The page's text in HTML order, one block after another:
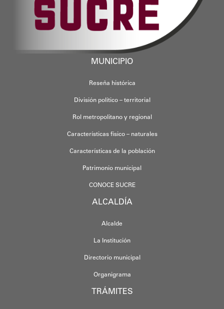
MUNICIPIO
Reseña histórica
División político – territorial
Rol metropolitano y regional
Características físico – naturales
Características de la población
Patrimonio municipal
CONOCE SUCRE
ALCALDÍA
Alcalde
La Institución
Directorio municipal
Organigrama
TRÁMITES